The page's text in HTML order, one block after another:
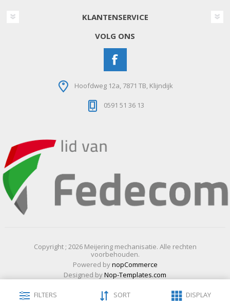
KLANTENSERVICE
VOLG ONS
Hoofdweg 12a, 7871 TB, Klijndijk
0591 51 36 13
Copyright ; 2026 Meijering mechanisatie. Alle rechten
voorbehouden.
Powered bynopCommerce
Designed byNop-Templates.com
FILTERS SORT DISPLAY